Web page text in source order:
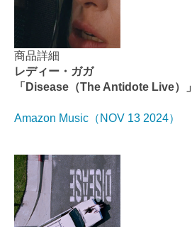
商品詳細
レディー・ガガ
「Disease（The Antidote Live）」
Amazon Music（NOV 13 2024）